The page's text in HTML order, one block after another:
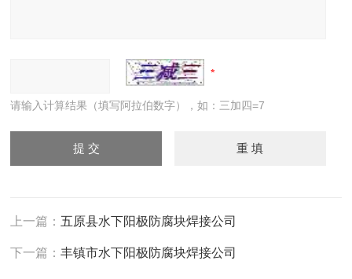
请输入计算结果（填写阿拉伯数字），如：三加四=7
上一篇： 五原县水下阳极防腐块焊接公司
下一篇：丰镇市水下阳极防腐块焊接公司